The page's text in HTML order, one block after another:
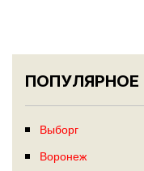
ПОПУЛЯРНОЕ
Выборг
Воронеж